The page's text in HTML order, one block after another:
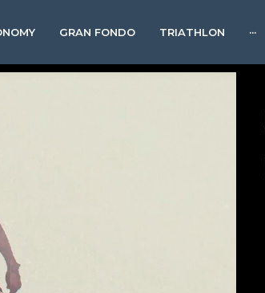
GRAN FONDO TRIATHLON ···